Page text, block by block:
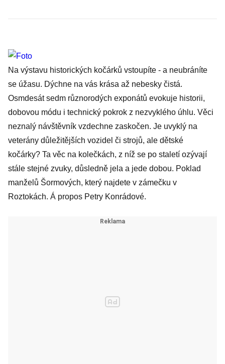
Na výstavu historických kočárků vstoupíte - a neubráníte
se úžasu. Dýchne na vás krása až nebesky čistá.
Osmdesát sedm různorodých exponátů evokuje historii,
dobovou módu i technický pokrok z nezvyklého úhlu. Věci
neznalý návštěvník vzdechne zaskočen. Je uvyklý na
veterány důležitějších vozidel či strojů, ale dětské
kočárky? Ta věc na kolečkách, z níž se po staletí ozývají
stále stejné zvuky, důsledně jela a jede dobou. Poklad
manželů Šormových, který najdete v zámečku v
Roztokách. Á propos Petry Konrádové.